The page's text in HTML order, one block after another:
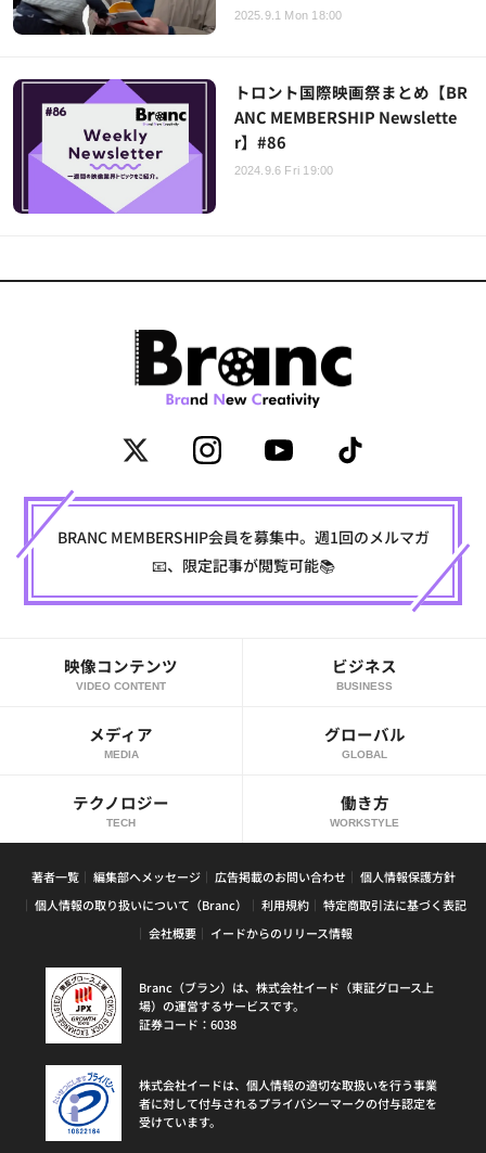
2025.9.1 Mon 18:00
トロント国際映画祭まとめ【BR
ANC MEMBERSHIP Newslette
r】#86
2024.9.6 Fri 19:00
BRANC MEMBERSHIP会員を募集中。週1回のメルマガ
📧、限定記事が閲覧可能📚
映像コンテンツ
VIDEO CONTENT
ビジネス
BUSINESS
メディア
MEDIA
グローバル
GLOBAL
テクノロジー
TECH
働き方
WORKSTYLE
著者一覧 編集部へメッセージ 広告掲載のお問い合わせ
個人情報保護方針
個人情報の取り扱いについて（Branc）
利用規約
特定商取引法に基づく表記
会社概要
イードからのリリース情報
Branc（ブラン）は、株式会社イード（東証グロース上
場）の運営するサービスです。
証券コード：6038
株式会社イードは、個人情報の適切な取扱いを行う事業
者に対して付与されるプライバシーマークの付与認定を
受けています。